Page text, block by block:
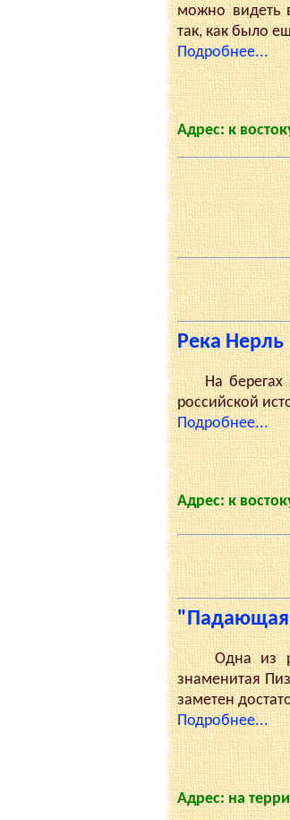
можно видеть
так, как было
Подробнее...
Адрес: к
Река Нерль
На берегах
российской
Подробнее...
Адрес: к
Одна из
знаменитая
заметен
Подробнее...
Адрес: на